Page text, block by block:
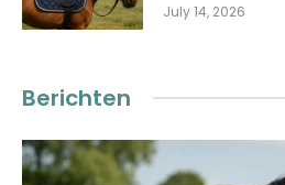
July 14, 2026
Berichten